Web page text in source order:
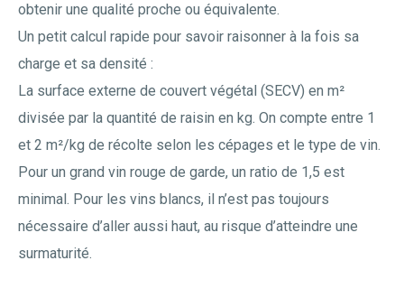
obtenir une qualité proche ou équivalente.
Un petit calcul rapide pour savoir raisonner à la fois sa
charge et sa densité :
La surface externe de couvert végétal (SECV) en m²
divisée par la quantité de raisin en kg. On compte entre 1
et 2 m²/kg de récolte selon les cépages et le type de vin.
Pour un grand vin rouge de garde, un ratio de 1,5 est
minimal. Pour les vins blancs, il n’est pas toujours
nécessaire d’aller aussi haut, au risque d’atteindre une
surmaturité.